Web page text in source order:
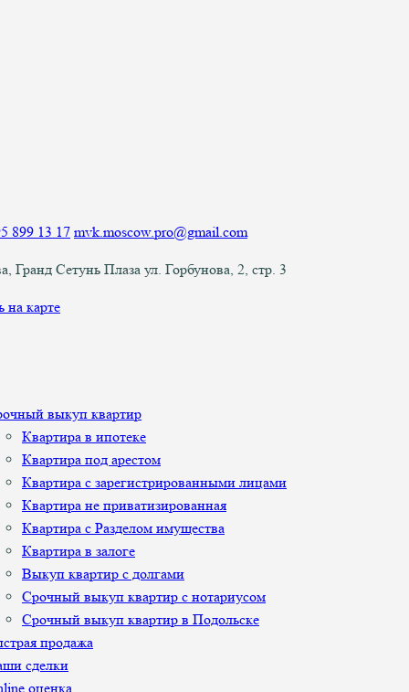
899 13 17 mvk.moscow.pro@gmail.com
Гранд Сетунь Плаза ул. Горбунова, 2, стр. 3
на карте
выкуп квартир
Квартира в ипотеке
Квартира под арестом
Квартира с зарегистрированными лицами
Квартира не приватизированная
Квартира с Разделом имущества
Квартира в залоге
Выкуп квартир с долгами
Срочный выкуп квартир с нотариусом
Срочный выкуп квартир в Подольске
продажа
сделки
оценка